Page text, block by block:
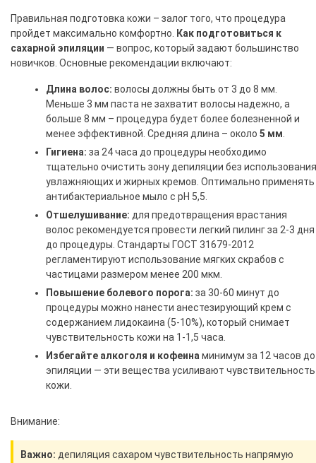
Правильная подготовка кожи – залог того, что процедура
пройдет максимально комфортно.
Как подготовиться к
сахарной эпиляции — вопрос, который задают большинство
новичков. Основные рекомендации включают:
Длина волос: волосы должны быть от 3 до 8 мм.
Меньше 3 мм паста не захватит волосы надежно, а
больше 8 мм – процедура будет более болезненной и
менее эффективной. Средняя длина – около 5 мм
Гигиена: за 24 часа до процедуры необходимо
тщательно очистить зону депиляции без использования
увлажняющих и жирных кремов. Оптимально применять
антибактериальное мыло с pH 5,5.
Отшелушивание: для предотвращения врастания
волос рекомендуется провести легкий пилинг за 2-3 дня
до процедуры. Стандарты ГОСТ 31679-2012
регламентируют использование мягких скрабов с
частицами размером менее 200 мкм.
Повышение болевого порога: за 30-60 минут до
процедуры можно нанести анестезирующий крем с
содержанием лидокаина (5-10%), который снимает
чувствительность кожи на 1-1,5 часа.
Избегайте алкоголя и кофеина минимум за 12 часов до
эпиляции — эти вещества усиливают чувствительность
кожи.
Внимание:
Важно: депиляция сахаром чувствительность напрямую